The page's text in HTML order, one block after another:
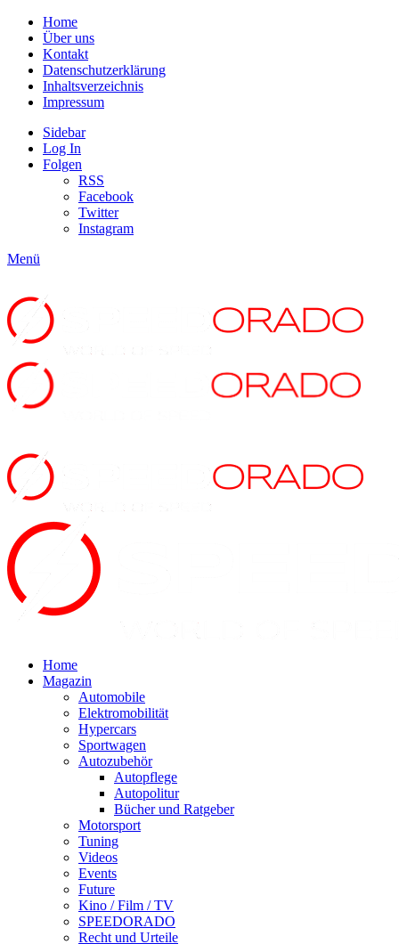
Home
Über uns
Kontakt
Datenschutzerklärung
Inhaltsverzeichnis
Impressum
Sidebar
Log In
Folgen
RSS
Facebook
Twitter
Instagram
Menü
Home
Magazin
Automobile
Elektromobilität
Hypercars
Sportwagen
Autozubehör
Autopflege
Autopolitur
Bücher und Ratgeber
Motorsport
Tuning
Videos
Events
Future
Kino / Film / TV
SPEEDORADO
Recht und Urteile